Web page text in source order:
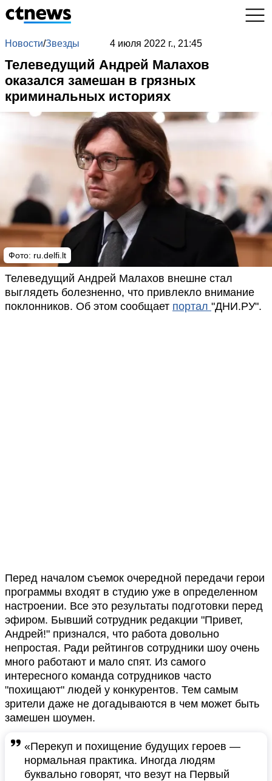
Новости/Звезды 4 июля 2022 г., 21:45
Телеведущий Андрей Малахов
оказался замешан в грязных
криминальных историях
Фото: ru.delfi.lt
Телеведущий Андрей Малахов внешне стал
выглядеть болезненно, что привлекло внимание
поклонников. Об этом сообщает портал "ДНИ.РУ".
Перед началом съемок очередной передачи герои
программы входят в студию уже в определенном
настроении. Все это результаты подготовки перед
эфиром. Бывший сотрудник редакции "Привет,
Андрей!" признался, что работа довольно
непростая. Ради рейтингов сотрудники шоу очень
много работают и мало спят. Из самого
интересного команда сотрудников часто
"похищают" людей у конкурентов. Тем самым
зрители даже не догадываются в чем может быть
замешен шоумен.
«Перекуп и похищение будущих героев —
нормальная практика. Иногда людям
буквально говорят, что везут на Первый